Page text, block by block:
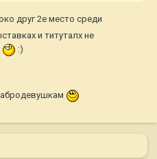
друг 2е место среди
и титуталх не
:)